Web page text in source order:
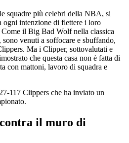
squadre più celebri della NBA, si
ogni intenzione di flettere i loro
il Big Bad Wolf nella classica
venuti a soffocare e sbuffando,
Ma i Clipper, sottovalutati e
che questa casa non è fatta di
con mattoni, lavoro di squadra e
117 Clippers che ha inviato un
il muro di